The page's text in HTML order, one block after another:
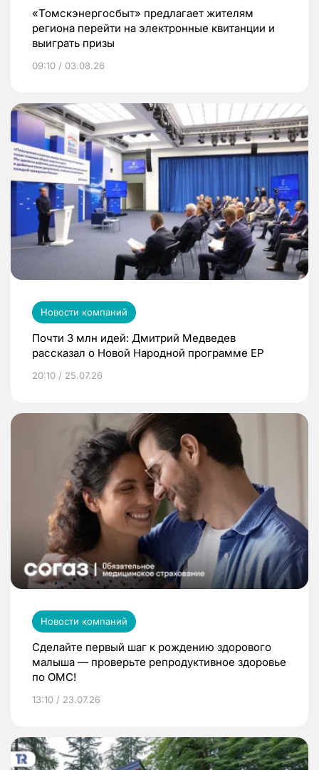
«Томскэнергосбыт» предлагает жителям
региона перейти на электронные квитанции и
выиграть призы
09:10 / 03.08.26
Новости компаний
Почти 3 млн идей: Дмитрий Медведев
рассказал о Новой Народной программе ЕР
20:10 / 25.07.26
Новости компаний
Сделайте первый шаг к рождению здорового
малыша — проверьте репродуктивное здоровье
по ОМС!
13:10 / 23.07.26